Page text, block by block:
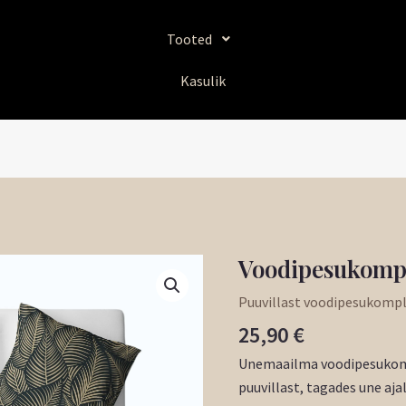
Tooted
Kasulik
Puuvillast
25,90€
Unemaailma
puuvillast, tagades une
Voodipesukomplekt
kogus